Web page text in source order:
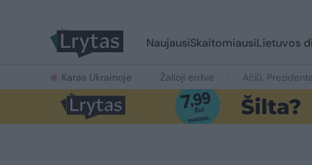
NaujausiSkaitomiausiLietuvos
Karas Ukrainoje Žalioji erdvė Ačiū,